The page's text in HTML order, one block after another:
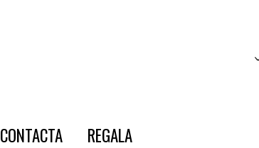
CONTACTA REGALA